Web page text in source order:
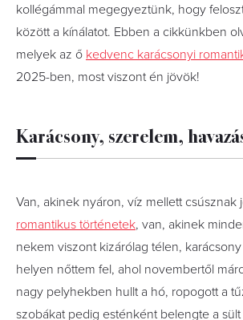
kollégámmal megegyeztünk, hogy
között a kínálatot. Ebben a cikkünkben
melyek az ő kedvenc karácsonyi
2025-ben, most viszont én jövök!
Karácsony, szerelem,
Van, akinek nyáron, víz mellett csúsznak
romantikus történetek, van, akinek
nekem viszont kizárólag télen,
helyen nőttem fel, ahol novembertől
nagy pelyhekben hullt a hó, ropogott a
szobákat pedig esténként belengte a sült